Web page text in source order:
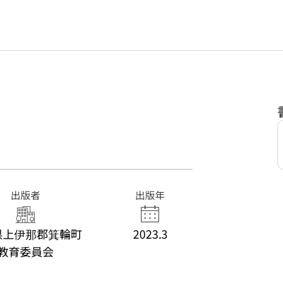
出版者
伊那郡箕輪町
育委員会
出版年
2023.3